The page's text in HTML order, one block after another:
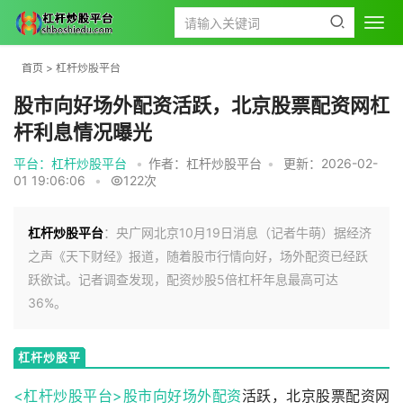
首页 > 杠杆炒股平台
股市向好场外配资活跃，北京股票配资网杠
杆利息情况曝光
平台：杠杆炒股平台 • 作者：杠杆炒股平台 •
更新：2026-02-
01 19:06:06
• 122次
杠杆炒股平台：央广网北京10月19日消息（记者牛萌）据经济
之声《天下财经》报道，随着股市行情向好，场外配资已经跃
跃欲试。记者调查发现，配资炒股5倍杠杆年息最高可达
36%。
杠杆炒股平
<杠杆炒股平台>股市向好场外配资活跃，北京股票配资网